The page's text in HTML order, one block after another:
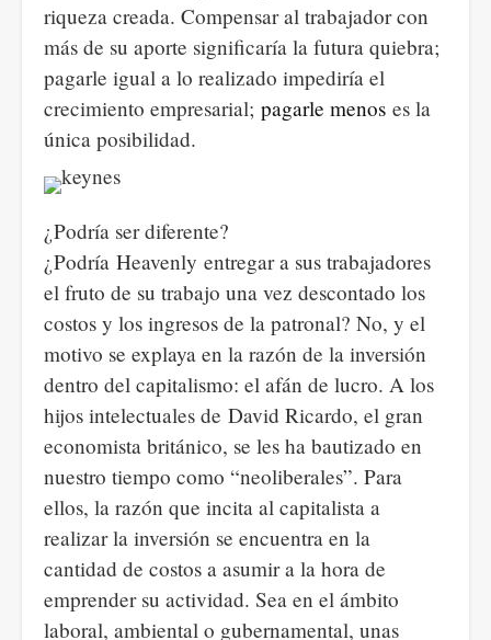
riqueza creada. Compensar al trabajador con
más de su aporte significaría la futura quiebra;
pagarle igual a lo realizado impediría el
crecimiento empresarial; pagarle menos es la
única posibilidad.
¿Podría ser diferente?
¿Podría Heavenly entregar a sus trabajadores
el fruto de su trabajo una vez descontado los
costos y los ingresos de la patronal? No, y el
motivo se explaya en la razón de la inversión
dentro del capitalismo: el afán de lucro. A los
hijos intelectuales de David Ricardo, el gran
economista británico, se les ha bautizado en
nuestro tiempo como “neoliberales”. Para
ellos, la razón que incita al capitalista a
realizar la inversión se encuentra en la
cantidad de costos a asumir a la hora de
emprender su actividad. Sea en el ámbito
laboral, ambiental o gubernamental, unas